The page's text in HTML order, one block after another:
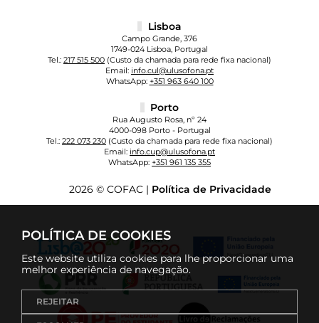
POLÍTICA DE COOKIES
Este website utiliza cookies para lhe proporcionar uma
melhor experiência de navegação.
REJEITAR
Lisboa
Campo Grande, 376
1749-024 Lisboa, Portugal
Tel.: 217 515 500 (Custo da chamada para rede fixa nacional)
Email: info.cul@ulusofona.pt
WhatsApp: +351 963 640 100
Porto
Rua Augusto Rosa, nº 24
4000-098 Porto - Portugal
Tel.: 222 073 230 (Custo da chamada para rede fixa nacional)
Email: info.cup@ulusofona.pt
WhatsApp: +351 961 135 355
2026 © COFAC | Política de Privacidade